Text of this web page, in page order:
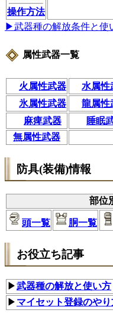
操作方法
▶武器種の解放条件と使
属性武器一覧
火属性武器 水属性
氷属性武器
龍属性
麻痺武器
睡眠
無属性武器
防具(装備)情報
部位
頭一覧 胴一覧
お役立ち記事
▶武器種の解放と使い方
▶ マイセット登録のやり